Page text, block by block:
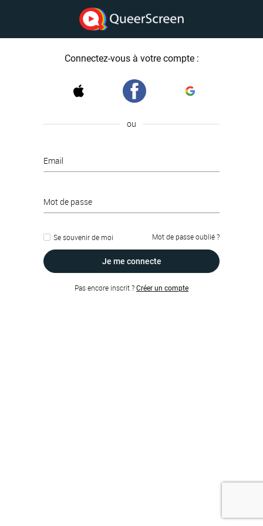
Connectez-vous à votre compte :
ou
Email
Mot de passe
Se souvenir de moi Mot de passe oublié ?
Je me connecte
Pas encore inscrit ? Créer un compte